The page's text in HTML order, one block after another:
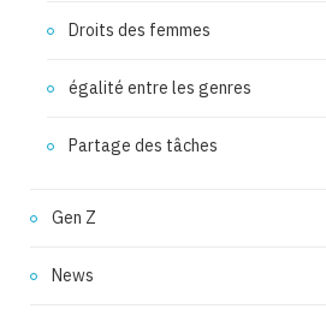
Droits des femmes
égalité entre les genres
Partage des tâches
Gen Z
News